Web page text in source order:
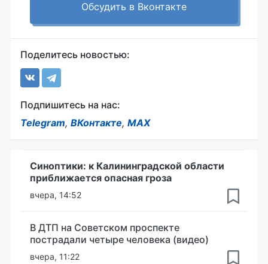
Обсудить в Вконтакте
Поделитесь новостью:
Подпишитесь на нас:
Telegram, ВКонтакте, MAX
Синоптики: к Калининградской области
приближается опасная гроза
вчера, 14:52
В ДТП на Советском проспекте
пострадали четыре человека (видео)
вчера, 11:22